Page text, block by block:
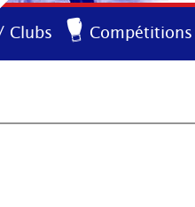
Clubs Compétitions